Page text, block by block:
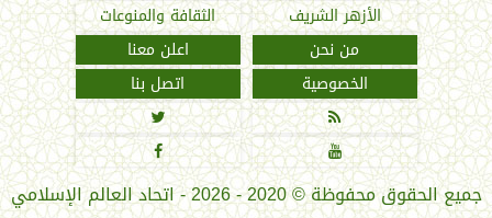
الأزهر الشريف
الثقافة والمنوعات
من نحن
اعلن معنا
الخصوصية
اتصل بنا




جميع الحقوق محفوظة©2020 - 2026 - اتحاد العالم الإسلامي